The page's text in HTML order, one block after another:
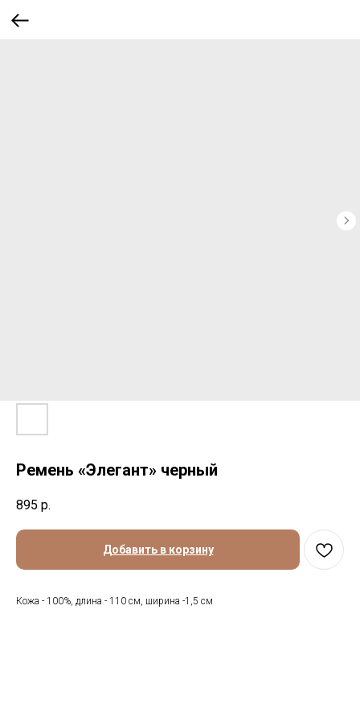
Ремень «Элегант» черный
895 р.
Добавить в корзину
Кожа - 100%, длина - 110 см, ширина -1,5 см